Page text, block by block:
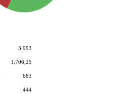
3.993
1.706,25
683
444